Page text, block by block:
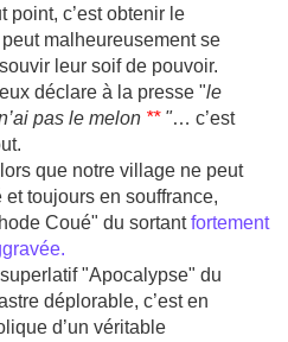
point, c’est obtenir le
malheureusement se
leur soif de pouvoir.
déclare à la presse "le
pas le melon **"… c’est
que notre village ne peut
toujours en souffrance,
Coué" du sortant fortement
"Apocalypse" du
déplorable, c’est en
d’un véritable